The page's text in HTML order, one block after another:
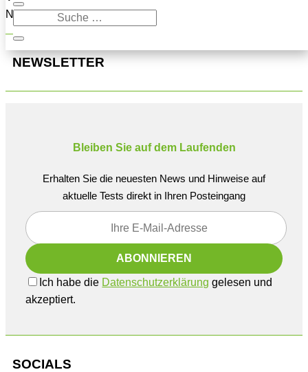
Navigation oben, um den Beitrag zu finden.
NEWSLETTER
Bleiben Sie auf dem Laufenden
Erhalten Sie die neuesten News und Hinweise auf
aktuelle Tests direkt in Ihren Posteingang
Ich habe die Datenschutzerklärung gelesen und
akzeptiert.
SOCIALS